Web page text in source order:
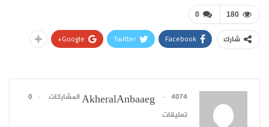
0 180
شارك Facebook
Twitter
Google+
AkheralAnbaaeg 4074 المشاركات
0
تعليقات